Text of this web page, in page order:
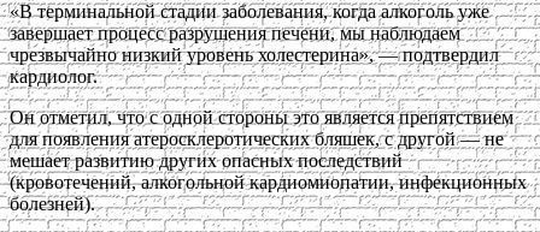
«В терминальной стадии заболевания, когда алкоголь уже
завершает процесс разрушения печени, мы наблюдаем
чрезвычайно низкий уровень холестерина», — подтвердил
кардиолог.
Он отметил, что с одной стороны это является препятствием
для появления атеросклеротических бляшек, с другой — не
мешает развитию других опасных последствий
(кровотечений, алкогольной кардиомиопатии, инфекционных
болезней).